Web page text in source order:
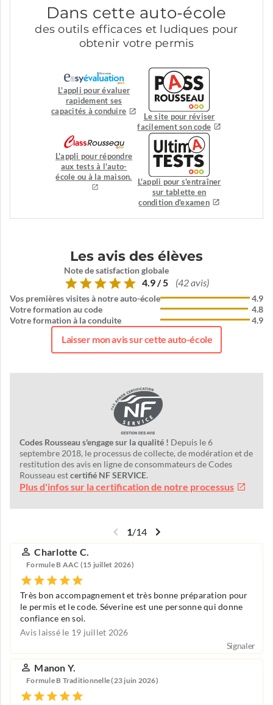
Dans cette auto-école
des outils efficaces et ludiques pour
obtenir votre permis
L'appli pour évaluer
rapidement ses
capacités à conduire
Le site pour réviser
facilement son code
L'appli pour répondre
aux tests à l'auto-
école ou à la maison.
L'appli pour s'entraîner
sur tablette en
condition d'examen
Les avis des élèves
Note de satisfaction globale
4.9 / 5 (42 avis)
Vos premières visites à notre auto-école
Votre formation au code
Votre formation à la conduite
4.9
4.8
4.9
Laisser mon avis sur cette auto-école
Codes Rousseau s'engage sur la qualité ! Depuis le 6
septembre 2018, le processus de collecte, de modération et de
restitution des avis en ligne de consommateurs de Codes
Rousseau estcertifié NF SERVICE.
Plus d'infos sur la certification de notre processus
1/14
Charlotte C.
Formule B AAC (15 juillet 2026)
Très bon accompagnement et très bonne préparation pour
le permis et le code. Séverine est une personne qui donne
confiance en soi.
Avis laissé le 19 juillet 2026
Signaler
Manon Y.
Formule B Traditionnelle (23 juin 2026)